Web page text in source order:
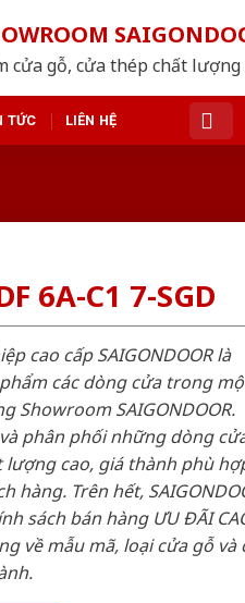
cửa gỗ, cửa thép chất
TỨC LIÊN HỆ
6A-C1 7-SGD
cao cấp SAIGONDOOR là
các dòng cửa trong
Showroom SAIGONDOOR.
phân phối những dòng
lượng cao, giá thành phù
hàng. Trên hết,
sách bán hàng ƯU ĐÃI
về mẫu mã, loại cửa gỗ và